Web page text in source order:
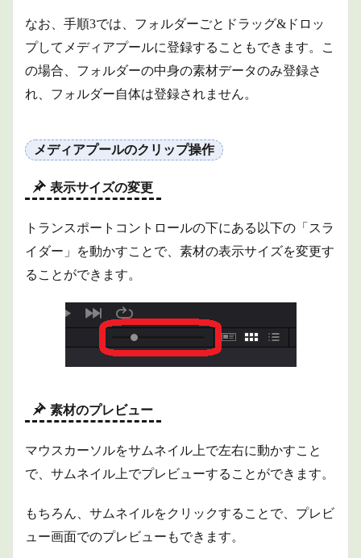
なお、手順3では、フォルダーごとドラッグ&ドロッ
プしてメディアプールに登録することもできます。こ
の場合、フォルダーの中身の素材データのみ登録さ
れ、フォルダー自体は登録されません。
メディアプールのクリップ操作
表示サイズの変更
トランスポートコントロールの下にある以下の「スラ
イダー」を動かすことで、素材の表示サイズを変更す
ることができます。
素材のプレビュー
マウスカーソルをサムネイル上で左右に動かすこと
で、サムネイル上でプレビューすることができます。
もちろん、サムネイルをクリックすることで、プレビ
ュー画面でのプレビューもできます。